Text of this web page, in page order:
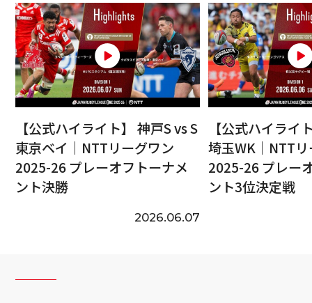
【公式ハイライト】 神戸S vs S
東京ベイ｜NTTリーグワン
2025-26 プレーオフトーナメ
ント決勝
2026.06.07
【公式ハイライ
埼玉WK｜NTT
2025-26 プレー
ント3位決定戦